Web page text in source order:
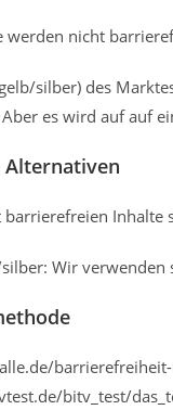
werden nicht
silber) des
es wird auf auf
barrierefreien
Wir verwenden
bitv_test/